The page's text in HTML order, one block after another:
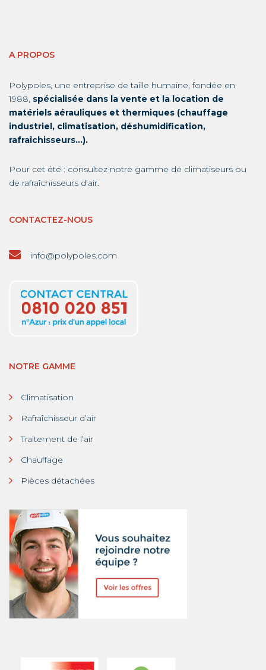
A PROPOS
Polypoles, une entreprise de taille humaine, fondée en
1988, spécialisée dans la vente et la location de
matériels aérauliques et thermiques (chauffage
industriel, climatisation, déshumidification,
rafraîchisseurs…).
Pour cet été : consultez notre gamme de climatiseurs ou
de rafraîchisseurs d’air.
CONTACTEZ-NOUS
info@polypoles.com
NOTRE GAMME
Climatisation
Rafraîchisseur d’air
Traitement de l’air
Chauffage
Pièces détachées